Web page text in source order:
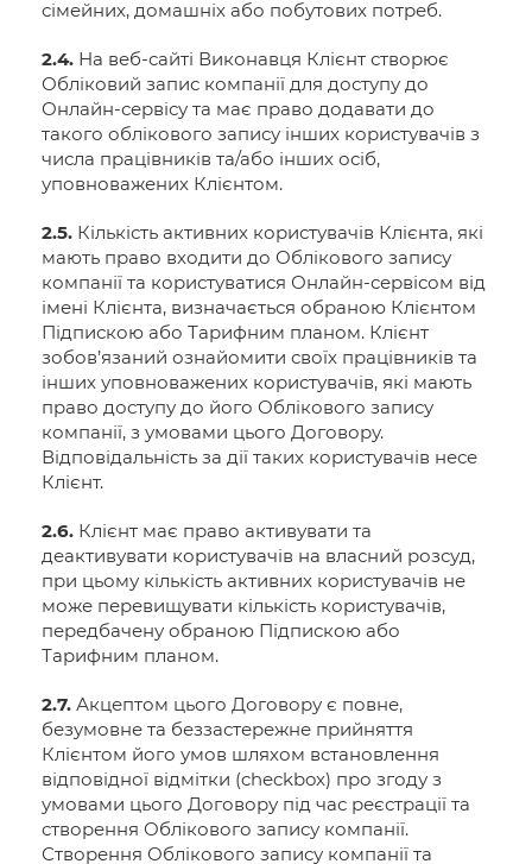
сімейних, домашніх або побутових потреб.
2.4. На веб-сайті Виконавця Клієнт створює
Обліковий запис компанії для доступу до
Онлайн-сервісу та має право додавати до
такого облікового запису інших користувачів з
числа працівників та/або інших осіб,
уповноважених Клієнтом.
2.5. Кількість активних користувачів Клієнта, які
мають право входити до Облікового запису
компанії та користуватися Онлайн-сервісом від
імені Клієнта, визначається обраною Клієнтом
Підпискою або Тарифним планом. Клієнт
зобов’язаний ознайомити своїх працівників та
інших уповноважених користувачів, які мають
право доступу до його Облікового запису
компанії, з умовами цього Договору.
Відповідальність за дії таких користувачів несе
Клієнт.
2.6. Клієнт має право активувати та
деактивувати користувачів на власний розсуд,
при цьому кількість активних користувачів не
може перевищувати кількість користувачів,
передбачену обраною Підпискою або
Тарифним планом.
2.7. Акцептом цього Договору є повне,
безумовне та беззастережне прийняття
Клієнтом його умов шляхом встановлення
відповідної відмітки (checkbox) про згоду з
умовами цього Договору під час реєстрації та
створення Облікового запису компанії.
Створення Облікового запису компанії та